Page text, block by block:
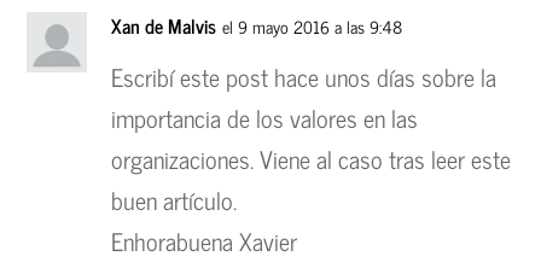
Xan de Malvis el 9 mayo 2016 a las 9:48
Escribí este post hace unos días sobre la
importancia de los valores en las
organizaciones. Viene al caso tras leer este
buen artículo.
Enhorabuena Xavier